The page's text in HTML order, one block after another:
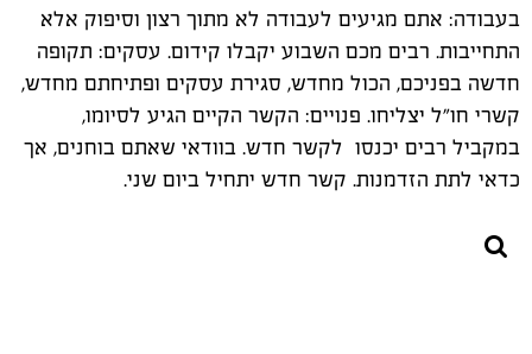
בעבודה: אתם מגיעים לעבודה לא מתוך רצון וסיפוק אלא
התחייבות. רבים מכם השבוע יקבלו קידום. עסקים: תקופה
חדשה בפניכם, הכול מחדש, סגירת עסקים ופתיחתם מחדש,
קשרי חו"ל יצליחו. פנויים: הקשר הקיים הגיע לסיומו,
במקביל רבים יכנסו לקשר חדש. בוודאי שאתם בוחנים, אך
כדאי לתת הזדמנות. קשר חדש יתחיל ביום שני.